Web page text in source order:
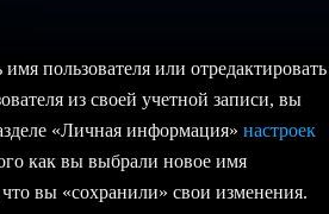
пользователя или отредактировать
из своей учетной записи, вы
«Личная информация» настроек
как вы выбрали новое имя
что вы «сохранили» свои изменения.